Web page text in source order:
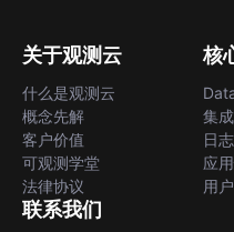
关于观测云
什么是观测云
概念先解
客户价值
可观测学堂
法律协议
核
集成
日志
应
用
联系我们